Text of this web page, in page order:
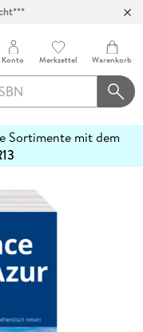
Konto Merkzettel Warenkorb
Sortimente mit dem